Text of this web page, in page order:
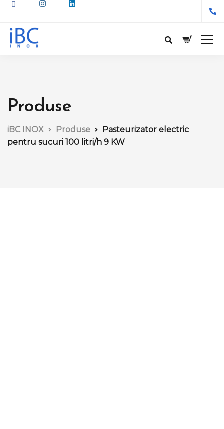
Produse
iBC INOX Produse
Pasteurizator electric
pentru sucuri 100 litri/h 9 KW